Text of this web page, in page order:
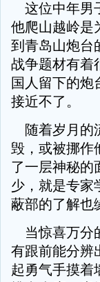
这位中年男
他爬山越岭是
到青岛山炮台
战争题材有着
国人留下的炮
接近不了。
随着岁月的
毁，或被挪作
了一层神秘的
少，就是专家
蔽部的了解也
当惊喜万分
有跟前能分辨
起勇气手摸着